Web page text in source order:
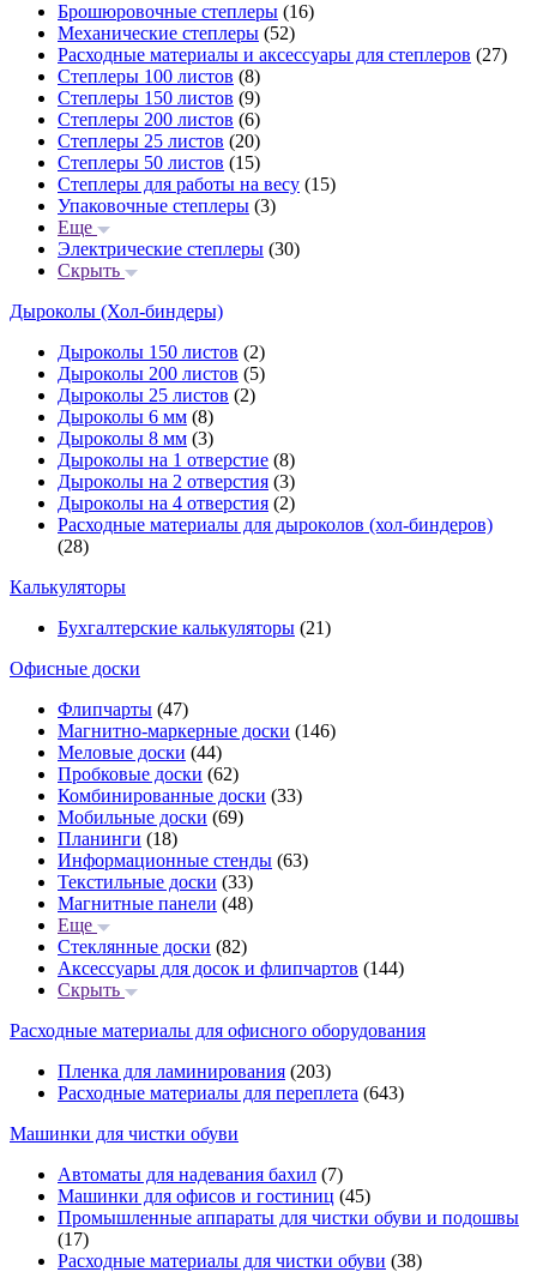
Брошюровочные степлеры (16)
Механические степлеры (52)
Расходные материалы и аксессуары для степлеров (27)
Степлеры 100 листов (8)
Степлеры 150 листов (9)
Степлеры 200 листов (6)
Степлеры 25 листов (20)
Степлеры 50 листов (15)
Степлеры для работы на весу (15)
Упаковочные степлеры (3)
Еще
Электрические степлеры (30)
Скрыть
Дыроколы (Хол-биндеры)
Дыроколы 150 листов (2)
Дыроколы 200 листов (5)
Дыроколы 25 листов (2)
Дыроколы 6 мм (8)
Дыроколы 8 мм (3)
Дыроколы на 1 отверстие (8)
Дыроколы на 2 отверстия (3)
Дыроколы на 4 отверстия (2)
Расходные материалы для дыроколов (хол-биндеров)
(28)
Калькуляторы
Бухгалтерские калькуляторы (21)
Офисные доски
Флипчарты (47)
Магнитно-маркерные доски (146)
Меловые доски (44)
Пробковые доски (62)
Комбинированные доски (33)
Мобильные доски (69)
Планинги (18)
Информационные стенды (63)
Текстильные доски (33)
Магнитные панели (48)
Еще
Стеклянные доски (82)
Аксессуары для досок и флипчартов (144)
Скрыть
Расходные материалы для офисного оборудования
Пленка для ламинирования (203)
Расходные материалы для переплета (643)
Машинки для чистки обуви
Автоматы для надевания бахил (7)
Машинки для офисов и гостиниц (45)
Промышленные аппараты для чистки обуви и подошвы
(17)
Расходные материалы для чистки обуви (38)